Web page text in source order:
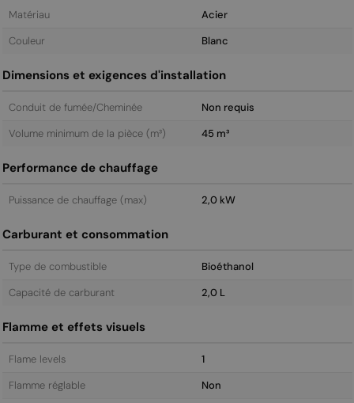
Matériau
Acier
Couleur
Blanc
Dimensions et exigences d'installation
Conduit de fumée/Cheminée
Non requis
Volume minimum de la pièce (m³)
45 m³
Performance de chauffage
Puissance de chauffage (max) 2,0 kW
Carburant et consommation
Type de combustible
Bioéthanol
Capacité de carburant
2,0 L
Flamme et effets visuels
Flame levels
1
Flamme réglable
Non